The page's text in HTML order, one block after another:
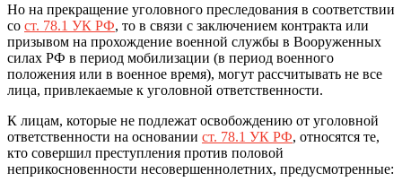
Но на прекращение уголовного преследования в соответствии
со ст. 78.1 УК РФ, то в связи с заключением контракта или
призывом на прохождение военной службы в Вооруженных
силах РФ в период мобилизации (в период военного
положения или в военное время), могут рассчитывать не все
лица, привлекаемые к уголовной ответственности.
К лицам, которые не подлежат освобождению от уголовной
ответственности на основании ст. 78.1 УК РФ, относятся те,
кто совершил преступления против половой
неприкосновенности несовершеннолетних, предусмотренные: